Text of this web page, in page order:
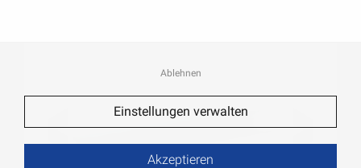
Ablehnen
Einstellungen verwalten
Akzeptieren